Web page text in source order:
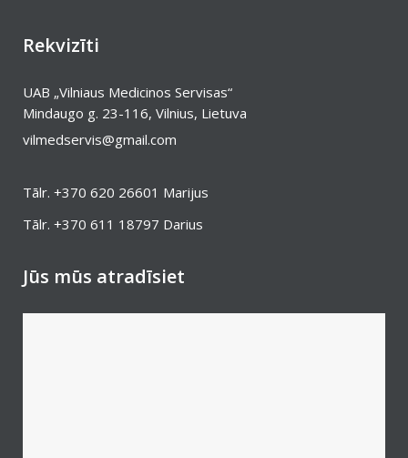
Rekvizīti
UAB „Vilniaus Medicinos Servisas“
Mindaugo g. 23-116, Vilnius, Lietuva
vilmedservis@gmail.com
Tālr. +370 620 26601 Marijus
Tālr. +370 611 18797 Darius
Jūs mūs atradīsiet